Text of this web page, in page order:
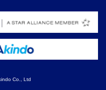
Co., Ltd